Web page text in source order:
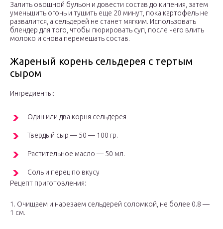
Залить овощной бульон и довести состав до кипения, затем
уменьшить огонь и тушить еще 20 минут, пока картофель не
развалится, а сельдерей не станет мягким. Использовать
блендер для того, чтобы пюрировать суп, после чего влить
молоко и снова перемешать состав.
Жареный корень сельдерея с тертым
сыром
Ингредиенты:
Один или два корня сельдерея
Твердый сыр — 50 — 100 гр.
Растительное масло — 50 мл.
Соль и перец по вкусу
Рецепт приготовления:
1. Очищаем и нарезаем сельдерей соломкой, не более 0.8 —
1 см.